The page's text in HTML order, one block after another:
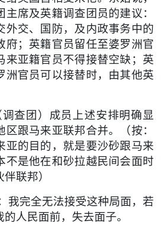
席及英籍调查团员的建议：
外交、国防，及内政事务中的
府；英籍官员留任至婆罗洲官
来亚籍官员不得接替空缺；英
洲官员可以接替时，由其他英
查团）成员上述安排明确显
跟马来亚联邦合并。（按：
亚的目的，就是要沙砂跟马来
不是他在和砂拉越民间会面时
联邦）
完全无法接受这种局面，若
人民面前，失去面子。